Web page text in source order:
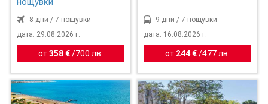
8 дни / 7 нощувки
дата: 29.08.2026 г.
от358 € / 700 лв.
9 дни / 7 нощувки
дата: 16.08.2026 г.
от 244 €/477 лв.